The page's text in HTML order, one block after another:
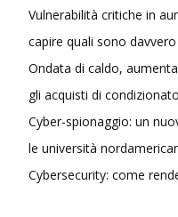
Vulnerabilità critiche in
capire quali sono
Ondata di caldo,
gli acquisti di
Cyber-spionaggio: un
le università
Cybersecurity: come